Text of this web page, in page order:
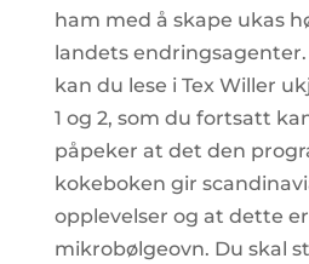
ham med å skape ukas
landets endringsagenter.
kan du lese i Tex Willer
1 og 2, som du fortsatt
påpeker at det den
kokeboken gir
opplevelser og at dette
mikrobølgeovn. Du skal